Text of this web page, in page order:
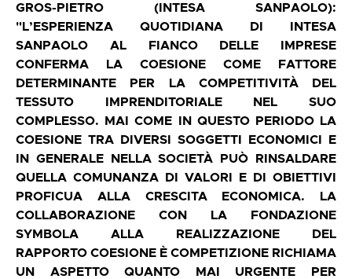
GROS-PIETRO (INTESA SANPAOLO):
"L’ESPERIENZA QUOTIDIANA DI INTESA
SANPAOLO AL FIANCO DELLE IMPRESE
CONFERMA LA COESIONE COME FATTORE
DETERMINANTE PER LA COMPETITIVITÀ DEL
TESSUTO IMPRENDITORIALE NEL SUO
COMPLESSO. MAI COME IN QUESTO PERIODO LA
COESIONE TRA DIVERSI SOGGETTI ECONOMICI E
IN GENERALE NELLA SOCIETÀ PUÒ RINSALDARE
QUELLA COMUNANZA DI VALORI E DI OBIETTIVI
PROFICUA ALLA CRESCITA ECONOMICA. LA
COLLABORAZIONE CON LA FONDAZIONE
SYMBOLA ALLA REALIZZAZIONE DEL
RAPPORTO COESIONE È COMPETIZIONE RICHIAMA
UN ASPETTO QUANTO MAI URGENTE PER